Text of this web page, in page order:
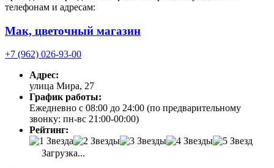
телефонам и адресам:
Мак, цветочный магазин
+7 (962) 026-93-00
Адрес:
улица Мира, 27
График работы:
Ежедневно с 08:00 до 24:00 (по предварительному
звонку: пн-вс 21:00-00:00)
Рейтинг:
Загрузка...